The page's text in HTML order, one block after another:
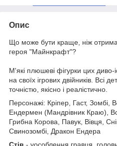
Опис
Що може бути краще, ніж
героя "Майнкрафт"?
М'які плюшеві фігурки цих диво-
на своїх ігрових двійників. Всі
точністю, якісно і реалістично.
Персонажі: Кріпер, Гаст, Зомбі,
Ендермен (Мандрівник Краю),
Грибна Корова, Павук, Вівця,
Свинозомбі, Дракон Ендера
Стів - уособлення гравця,